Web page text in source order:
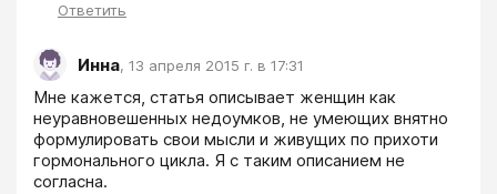
Ответить
Инна, 13 апреля 2015 г. в 17:31
Мне кажется, статья описывает женщин как
неуравновешенных недоумков, не умеющих внятно
формулировать свои мысли и живущих по прихоти
гормонального цикла. Я с таким описанием не
согласна.